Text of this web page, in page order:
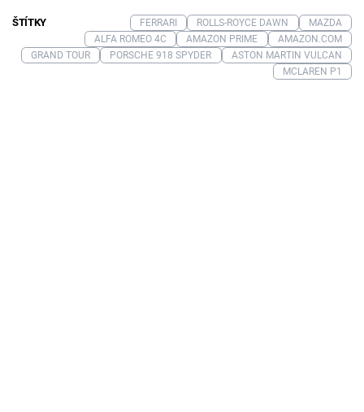
ŠTÍTKY FERRARI ROLLS-ROYCE DAWN
MAZDA
ALFA ROMEO 4C
AMAZON PRIME
AMAZON.COM
GRAND TOUR
PORSCHE 918 SPYDER
ASTON MARTIN VULCAN
MCLAREN P1